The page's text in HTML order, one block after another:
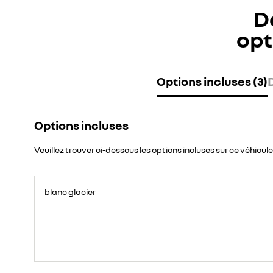
Options incluses (3)
Options incluses
Veuillez trouver ci-dessous les options incluses sur ce véhicule
blanc glacier